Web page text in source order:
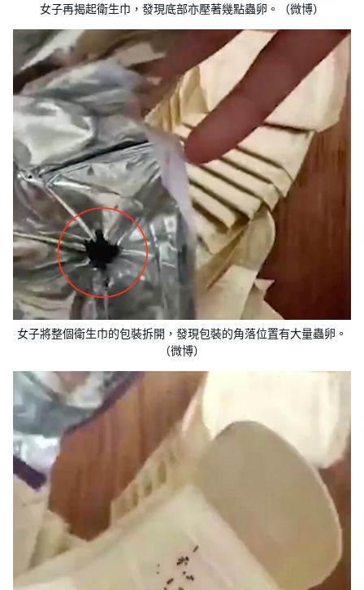
女子再揭起衛生巾，發現底部亦壓著幾點蟲卵。（微博）
女子將整個衛生巾的包裝拆開，發現包裝的角落位置有大量蟲卵。
（微博）